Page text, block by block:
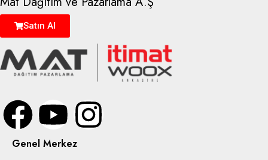
Satın Al
Genel Merkez